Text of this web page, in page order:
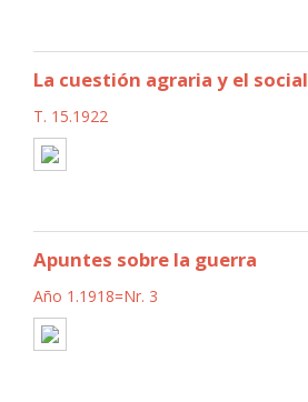
La cuestión agraria y el
T. 15.1922
Apuntes sobre la guerra
Año 1.1918=Nr. 3